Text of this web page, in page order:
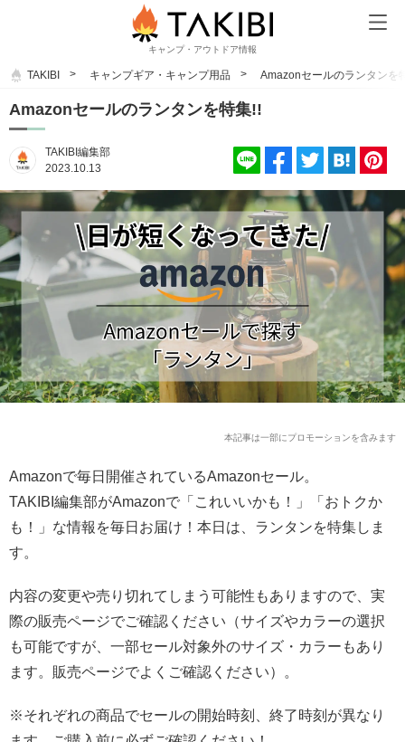
キャンプ・アウトドア情報
TAKIBI キャンプギア・キャンプ用品 Amazonセールのランタンを
Amazonセールのランタンを特集!!
TAKIBI編集部
2023.10.13
本記事は一部にプロモーションを含みます
Amazonで毎日開催されているAmazonセール。
TAKIBI編集部がAmazonで「これいいかも！」「おトクか
も！」な情報を毎日お届け！本日は、ランタンを特集しま
す。
内容の変更や売り切れてしまう可能性もありますので、実
際の販売ページでご確認ください（サイズやカラーの選択
も可能ですが、一部セール対象外のサイズ・カラーもあり
ます。販売ページでよくご確認ください）。
※それぞれの商品でセールの開始時刻、終了時刻が異なり